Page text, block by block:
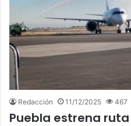
Redacción 11/12/2025 467
Puebla estrena